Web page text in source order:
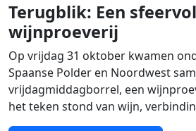
Terugblik: Een
wijnproeverij
Op vrijdag 31 oktober kwamen
Spaanse Polder en Noordwest
vrijdagmiddagborrel, een
het teken stond van wijn,